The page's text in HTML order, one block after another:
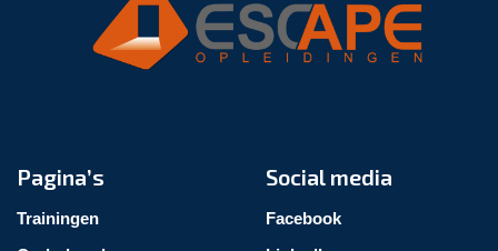
Pagina’s
Trainingen
Social media
Facebook